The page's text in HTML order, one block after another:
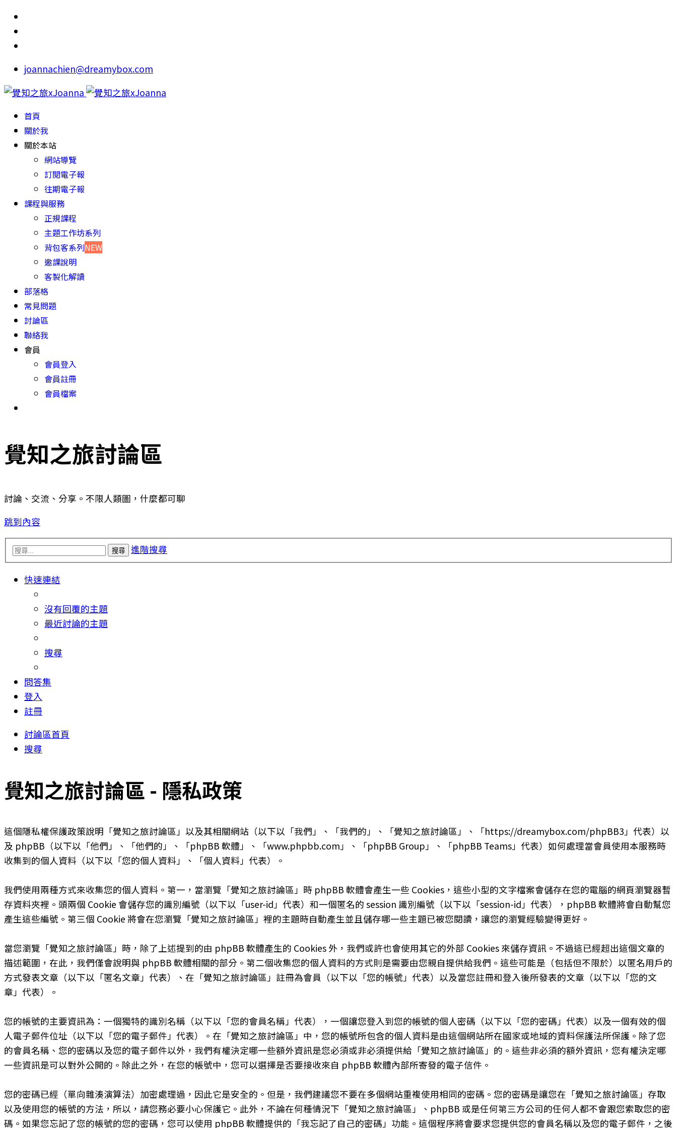
joannachien@dreamybox.com
首頁
關於我
關於本站
網站導覽
訂閱電子報
往期電子報
課程與服務
正規課程
主題工作坊系列
背包客系列NEW
邀課說明
客製化解讀
部落格
常見問題
討論區
聯絡我
會員
會員登入
會員註冊
會員檔案
覺知之旅討論區
討論、交流、分享。不限人類圖，什麼都可聊
跳到內容
搜尋 進階搜尋
快速連結
沒有回覆的主題
最近討論的主題
搜尋
問答集
登入
註冊
討論區首頁
搜尋
覺知之旅討論區 - 隱私政策
這個隱私權保護政策說明「覺知之旅討論區」以及其相關網站（以下以「我們」、「我們的」、「覺知之旅討論區」、「https://dreamybox.com/phpBB3」代表）以
及 phpBB（以下以「他們」、「他們的」、「phpBB 軟體」、「www.phpbb.com」、「phpBB Group」、「phpBB Teams」代表）如何處理當會員使用本服務時
收集到的個人資料（以下以「您的個人資料」、「個人資料」代表）。
我們使用兩種方式來收集您的個人資料。第一，當瀏覽「覺知之旅討論區」時 phpBB 軟體會產生一些 Cookies，這些小型的文字檔案會儲存在您的電腦的網頁瀏覽器暫
存資料夾裡。頭兩個 Cookie 會儲存您的識別編號（以下以「user-id」代表）和一個匿名的 session 識別編號（以下以「session-id」代表），phpBB 軟體將會自動幫您
產生這些編號。第三個 Cookie 將會在您瀏覽「覺知之旅討論區」裡的主題時自動產生並且儲存哪一些主題已被您閱讀，讓您的瀏覽經驗變得更好。
當您瀏覽「覺知之旅討論區」時，除了上述提到的由 phpBB 軟體產生的 Cookies 外，我們或許也會使用其它的外部 Cookies 來儲存資訊。不過這已經超出這個文章的
描述範圍，在此，我們僅會說明與 phpBB 軟體相關的部分。第二個收集您的個人資料的方式則是需要由您親自提供給我們。這些可能是（包括但不限於）以匿名用戶的
方式發表文章（以下以「匿名文章」代表）、在「覺知之旅討論區」註冊為會員（以下以「您的帳號」代表）以及當您註冊和登入後所發表的文章（以下以「您的文
章」代表）。
您的帳號的主要資訊為：一個獨特的識別名稱（以下以「您的會員名稱」代表），一個讓您登入到您的帳號的個人密碼（以下以「您的密碼」代表）以及一個有效的個
人電子郵件位址（以下以「您的電子郵件」代表）。在「覺知之旅討論區」中，您的帳號所包含的個人資料是由這個網站所在國家或地域的資料保護法所保護。除了您
的會員名稱、您的密碼以及您的電子郵件以外，我們有權決定哪一些額外資訊是您必須或非必須提供給「覺知之旅討論區」的。這些非必須的額外資訊，您有權決定哪
一些資訊是可以對外公開的。除此之外，在您的帳號中，您可以選擇是否要接收來自 phpBB 軟體內部所寄發的電子信件。
您的密碼已經（單向雜湊演算法）加密處理過，因此它是安全的。但是，我們建議您不要在多個網站重複使用相同的密碼。您的密碼是讓您在「覺知之旅討論區」存取
以及使用您的帳號的方法，所以，請您務必要小心保護它。此外，不論在何種情況下「覺知之旅討論區」、phpBB 或是任何第三方公司的任何人都不會跟您索取您的密
碼。如果您忘記了您的帳號的您的密碼，您可以使用 phpBB 軟體提供的「我忘記了自己的密碼」功能。這個程序將會要求您提供您的會員名稱以及您的電子郵件，之後